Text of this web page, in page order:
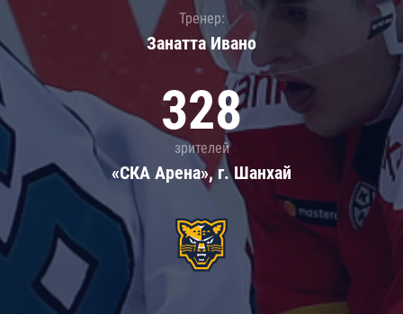
Тренер:
Занатта Иванo
328
зрителей
«СКА Арена», г. Шанхай